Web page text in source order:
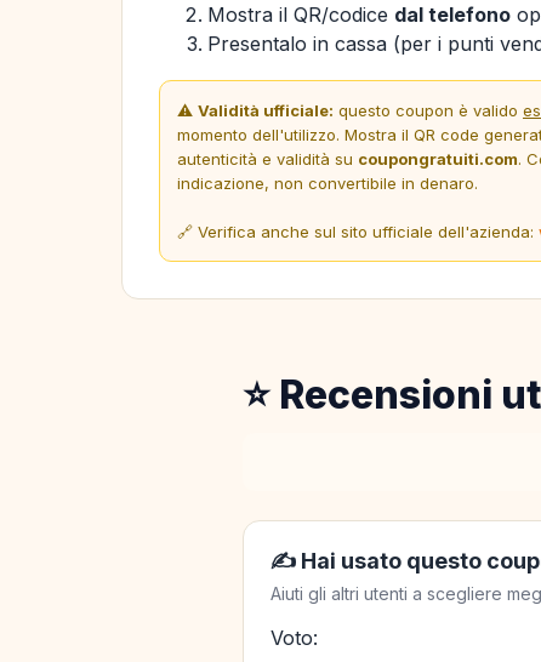
Mostra il QR/codice dal telefono
Presentalo in cassa (per i punti
⚠️ Validità ufficiale: questo coupon è valido
momento dell'utilizzo. Mostra il QR code
autenticità e validità su coupongratuiti.com.
indicazione, non convertibile in denaro.
🔗 Verifica anche sul sito ufficiale dell'azienda:
⭐ Recensioni
✍️ Hai usato questo
Aiuti gli altri utenti a scegliere
Voto: